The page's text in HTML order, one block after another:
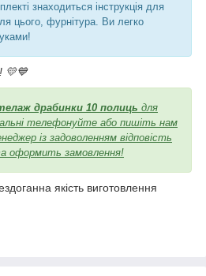
знаходиться інструкція для
цього, фурнітура. Ви легко
💛💙
драбинки 10 полиць для
телефонуйте або пишіть нам
із задоволенням відповість
оформить замовлення!
якість виготовлення